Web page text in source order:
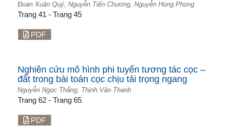
Đoàn Xuân Quý, Nguyễn Tiến Chương, Nguyễn Hùng Phong
Trang 41 - Trang 45
PDF
Nghiên cứu mô hình phi tuyến tương tác cọc –
đất trong bài toán cọc chịu tải trọng ngang
Nguyễn Ngọc Thắng, Thịnh Văn Thanh
Trang 62 - Trang 65
PDF